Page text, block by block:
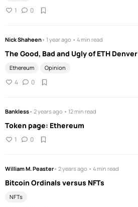
1 0
Nick Shaheen• 1 year ago • 4 min read
The Good, Bad and Ugly of ETH Denver
Ethereum Opinion
4 0
Bankless• 2 years ago • 12 min read
Token page: Ethereum
1 0
William M. Peaster• 2 years ago • 4 min read
Bitcoin Ordinals versus NFTs
NFTs